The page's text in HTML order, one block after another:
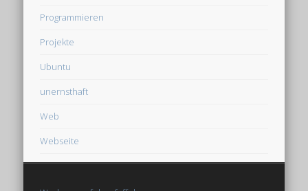
Programmieren
Projekte
Ubuntu
unernsthaft
Web
Webseite